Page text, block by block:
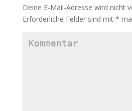
Deine E-Mail-Adresse wird nicht
Erforderliche Felder sind mit *